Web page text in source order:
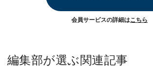
会員サービスの詳細はこちら
編集部が選ぶ関連記事